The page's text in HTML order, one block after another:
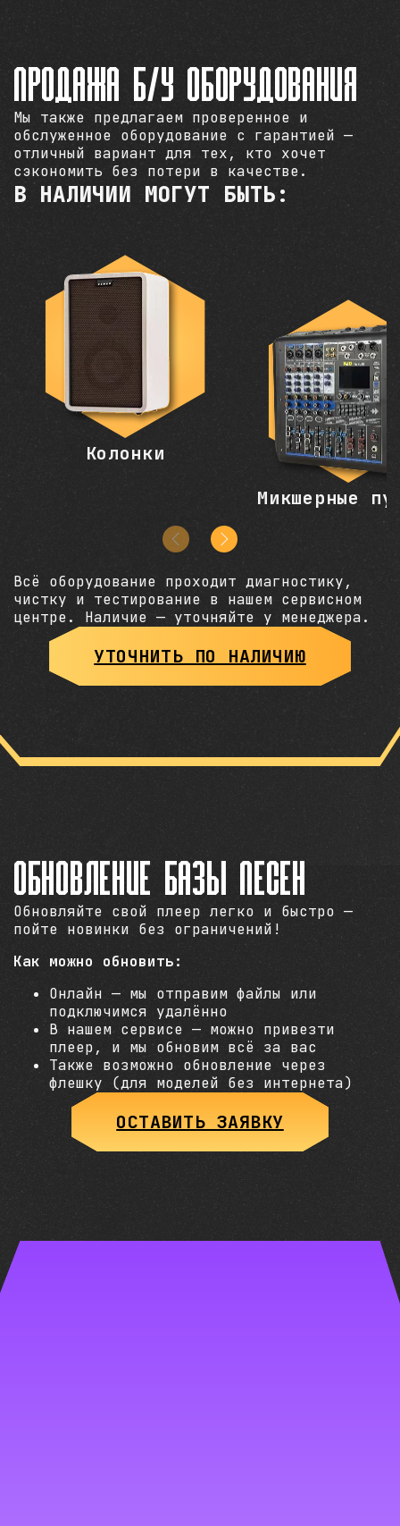
ПРОДАЖА Б/У ОБОРУДОВАНИЯ
Мы также предлагаем проверенное и
обслуженное оборудование с гарантией —
отличный вариант для тех, кто хочет
сэкономить без потери в качестве.
В НАЛИЧИИ МОГУТ БЫТЬ:
Колонки
Микшерные
Всё оборудование проходит диагностику,
чистку и тестирование в нашем сервисном
центре. Наличие — уточняйте у менеджера.
УТОЧНИТЬ ПО НАЛИЧИЮ
ОБНОВЛЕНИЕ БАЗЫ ПЕСЕН
Обновляйте свой плеер легко и быстро —
пойте новинки без ограничений!
Как можно обновить:
Онлайн — мы отправим файлы или
подключимся удалённо
В нашем сервисе — можно привезти
плеер, и мы обновим всё за вас
Также возможно обновление через
флешку (для моделей без интернета)
ОСТАВИТЬ ЗАЯВКУ